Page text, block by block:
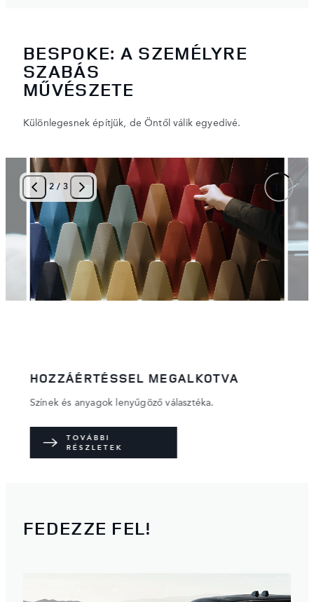
BESPOKE: A SZEMÉLYRE
SZABÁS
MŰVÉSZETE
Különlegesnek építjük, de Öntől válik egyedivé.
2/ 3
HOZZÁÉRTÉSSEL MEGALKOTVA
Színek és anyagok lenyűgöző választéka.
TOVÁBBI
RÉSZLETEK
FEDEZZE FEL!